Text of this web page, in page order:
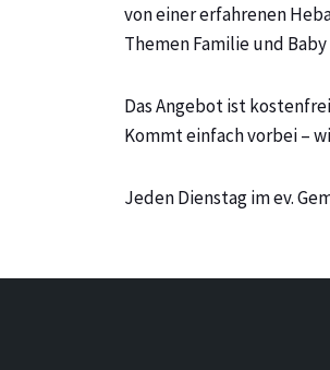
von einer erfahrenen
Themen Familie und
Das Angebot ist
Kommt einfach vorbei –
Jeden Dienstag im ev.